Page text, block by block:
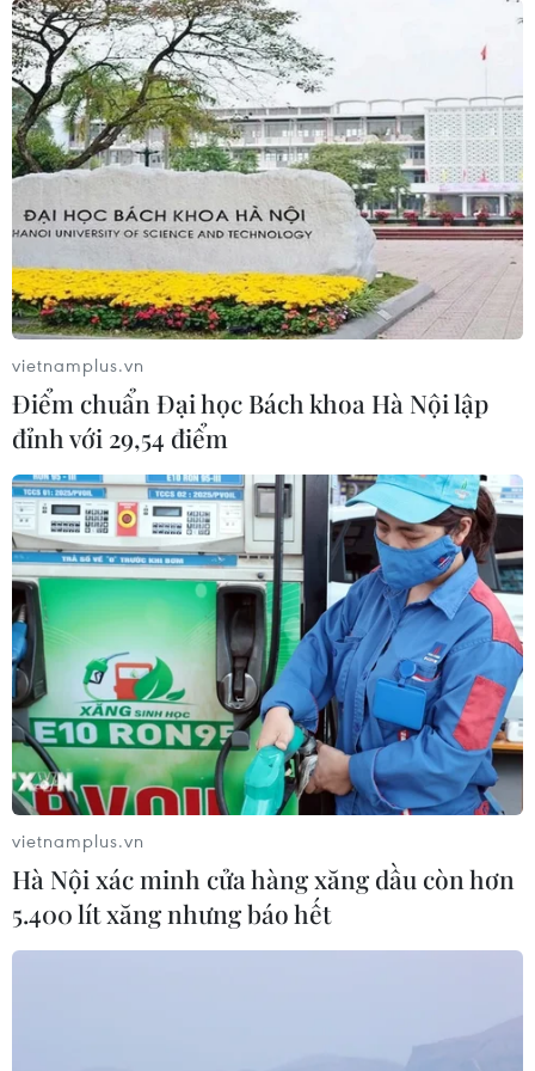
Tổ quốc" hướng tới Kỷ niệm 70
năm giải phóng Thủ đô, giúp
cộng đồng gắn kết cùng nhau
chia sẻ để khỏe mạnh.
(Vietnam+)
#Thiếu chất dinh dưỡng #Béo phì #Thừa cân
Theo dõi VietnamPlus
vietnamplus.vn
Điểm chuẩn Đại học Bách khoa Hà Nội lập
đỉnh với 29,54 điểm
vietnamplus.vn
Hà Nội xác minh cửa hàng xăng dầu còn hơn
5.400 lít xăng nhưng báo hết